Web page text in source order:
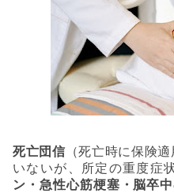
死亡団信 （死亡時に保険
いないが、所定の重度症
ン・急性心筋梗塞・脳卒中